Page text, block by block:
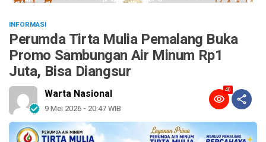
INFORMASI
Perumda Tirta Mulia Pemalang Buka
Promo Sambungan Air Minum Rp1
Juta, Bisa Diangsur
Warta Nasional
9 Mei 2026 - 20:47 WIB
40